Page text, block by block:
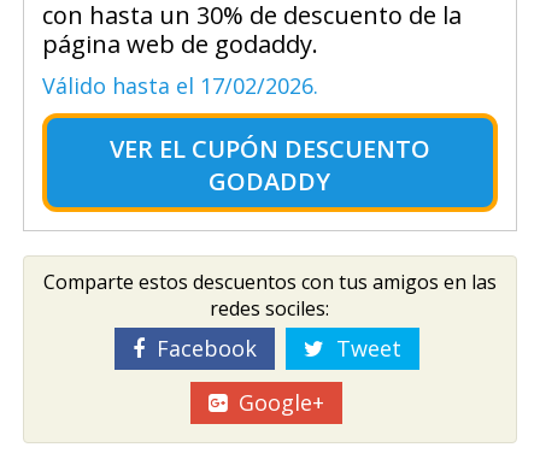
con hasta un 30% de descuento de la
página web de godaddy.
Válido hasta el 17/02/2026.
VER EL CUPÓN DESCUENTO
GODADDY
Comparte estos descuentos con tus amigos en las
redes sociles:
Facebook
Tweet
Google+